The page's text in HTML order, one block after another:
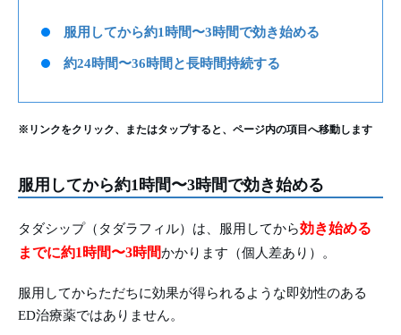
服用してから約1時間〜3時間で効き始める
約24時間〜36時間と長時間持続する
※リンクをクリック、またはタップすると、ページ内の項目へ移動します
服用してから約1時間〜3時間で効き始める
タダシップ（タダラフィル）は、服用してから効き始める
までに約1時間〜3時間かかります（個人差あり）。
服用してからただちに効果が得られるような即効性のある
ED治療薬ではありません。